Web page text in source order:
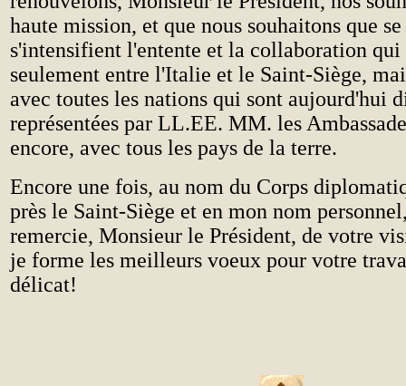
haute mission, et que nous souhaitons que
s'intensifient l'entente et la collaboration qui
seulement entre l'Italie et le Saint-Siège,
avec toutes les nations qui sont aujourd'hui
représentées par LL.EE. MM. les
encore, avec tous les pays de la terre.
Encore une fois, au nom du Corps
près le Saint-Siège et en mon nom
remercie, Monsieur le Président, de votre
je forme les meilleurs voeux pour votre
délicat!